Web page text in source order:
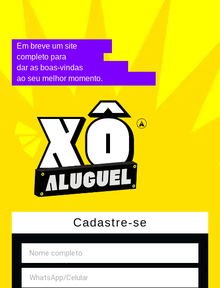
Em breve um site
completo para
dar as boas-vindas
ao seu melhor momento.
Cadastre-se